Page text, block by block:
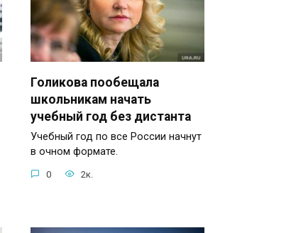
Голикова пообещала
школьникам начать
учебный год без дистанта
Учебный год по все России начнут
в очном формате.
0 2к.